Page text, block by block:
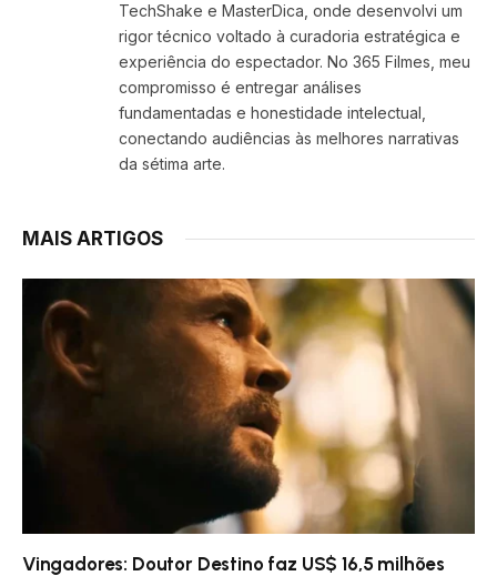
TechShake e MasterDica, onde desenvolvi um
rigor técnico voltado à curadoria estratégica e
experiência do espectador. No 365 Filmes, meu
compromisso é entregar análises
fundamentadas e honestidade intelectual,
conectando audiências às melhores narrativas
da sétima arte.
MAIS ARTIGOS
Vingadores: Doutor Destino faz US$ 16,5 milhões